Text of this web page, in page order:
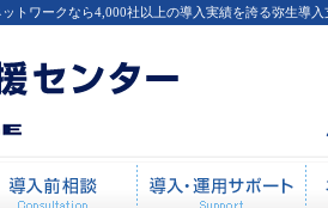
2010年02月24日開催：
トワークなら4,000社以上の導入実績を誇る弥生導
導入前相談 導